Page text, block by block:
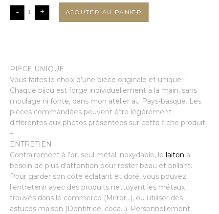
bague
AJOUTER AU PANIER
PIECE UNIQUE
Vous faites le choix d’une pièce originale et unique !
Chaque bijou est forgé individuellement à la main, sans
moulage ni fonte, dans mon atelier au Pays-basque. Les
pièces commandées peuvent être légèrement
différentes aux photos présentées sur cette fiche produit.
–
ENTRETIEN
Contrairement à l’or, seul métal inoxydable, le laiton a
besoin de plus d’attention pour rester beau et brillant.
Pour garder son côté éclatant et doré, vous pouvez
l’entretenir avec des produits nettoyant les métaux
trouvés dans le commerce (Mirror…), ou utiliser des
astuces maison (Dentifrice, coca…). Personnellement,